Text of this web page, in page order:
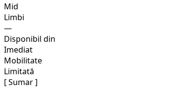
Mid
Limbi
—
Disponibil din
Imediat
Mobilitate
Limitată
[ Sumar ]